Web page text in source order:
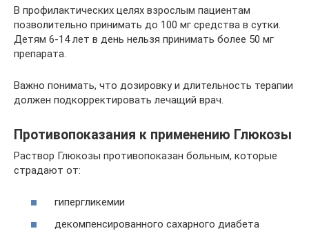
В профилактических целях взрослым пациентам
позволительно принимать до 100 мг средства в сутки.
Детям 6-14 лет в день нельзя принимать более 50 мг
препарата.
Важно понимать, что дозировку и длительность терапии
должен подкорректировать лечащий врач.
Противопоказания к применению Глюкозы
Раствор Глюкозы противопоказан больным, которые
страдают от:
гипергликемии
декомпенсированного сахарного диабета